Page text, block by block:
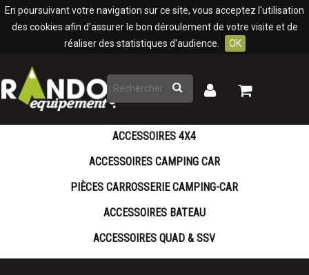
En poursuivant votre navigation sur ce site, vous acceptez l'utilisation
des cookies afin d'assurer le bon déroulement de votre visite et de
réaliser des statistiques d'audience.
OK
Rechercher
Mon
Mon
ACCESSOIRES 4X4
ACCESSOIRES CAMPING CAR
PIÈCES CARROSSERIE CAMPING-CAR
ACCESSOIRES BATEAU
ACCESSOIRES QUAD & SSV
Panneau de gestion des cookies